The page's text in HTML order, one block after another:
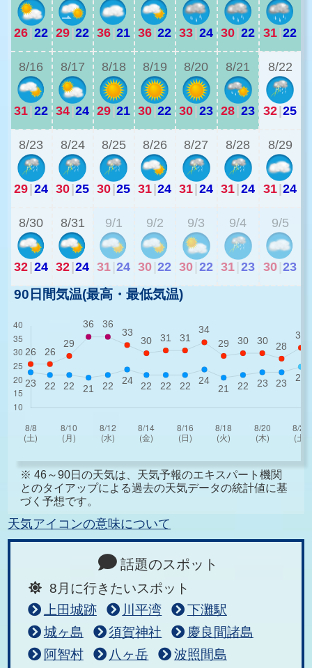
26|22 29|22 36|21 36|22 33|24 30|22 31|22
8/16
31|22
8/17
34|24
8/18
29|21
8/19
30|22
8/20
30|23
8/21
28|23
8/22
32|25
8/23
29|24
8/24
30|25
8/25
30|25
8/26
31|24
8/27
31|24
8/28
31|24
8/29
31|24
8/30
32|24
8/31
32|24
9/1
31 24
9/2
30 22
9/3
30 22
9/4
31 23
9/5
30 23
90日間気温(最高・最低気温)
※ 46～90日の天気は、天気予報のエキスパート機関
とのタイアップによる過去の天気データの統計値に基
づく予想です。
天気アイコンの意味について
話題のスポット
8月に行きたいスポット
上田城跡
川平湾
下灘駅
城ヶ島
須賀神社
慶良間諸島
阿智村
八ヶ岳
波照間島